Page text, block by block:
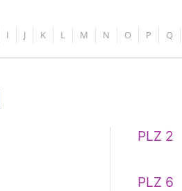
I J K L M N O P Q
PLZ 2
PLZ 6